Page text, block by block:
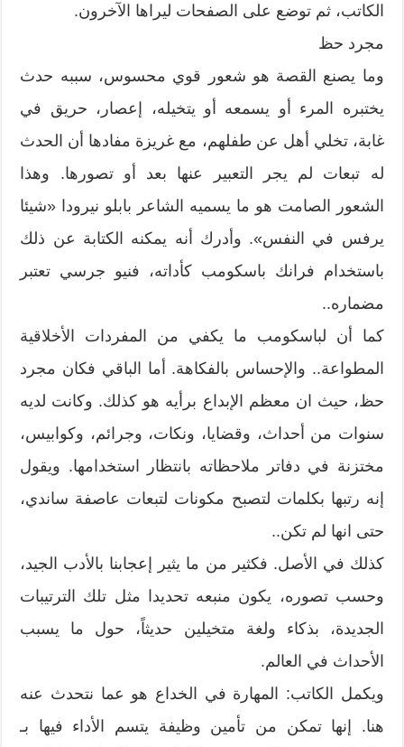
الكاتب، ثم توضع على الصفحات ليراها الآخرون.
مجرد حظ
وما يصنع القصة هو شعور قوي محسوس، سببه حدث
يختبره المرء أو يسمعه أو يتخيله، إعصار، حريق في
غابة، تخلي أهل عن طفلهم، مع غريزة مفادها أن الحدث
له تبعات لم يجر التعبير عنها بعد أو تصورها. وهذا
الشعور الصامت هو ما يسميه الشاعر بابلو نيرودا «شيئا
يرفس في النفس». وأدرك أنه يمكنه الكتابة عن ذلك
باستخدام فرانك باسكومب كأداته، فنيو جرسي تعتبر
مضماره..
كما أن لباسكومب ما يكفي من المفردات الأخلاقية
المطواعة.. والإحساس بالفكاهة. أما الباقي فكان مجرد
حظ، حيث ان معظم الإبداع برأيه هو كذلك. وكانت لديه
سنوات من أحداث، وقضايا، ونكات، وجرائم، وكوابيس،
مختزنة في دفاتر ملاحظاته بانتظار استخدامها. ويقول
إنه رتبها بكلمات لتصبح مكونات لتبعات عاصفة ساندي،
حتى انها لم تكن..
كذلك في الأصل. فكثير من ما يثير إعجابنا بالأدب الجيد،
وحسب تصوره، يكون منبعه تحديدا مثل تلك الترتيبات
الجديدة، بذكاء ولغة متخيلين حديثاً، حول ما يسبب
الأحداث في العالم.
ويكمل الكاتب: المهارة في الخداع هو عما نتحدث عنه
هنا. إنها تمكن من تأمين وظيفة يتسم الأداء فيها بـ